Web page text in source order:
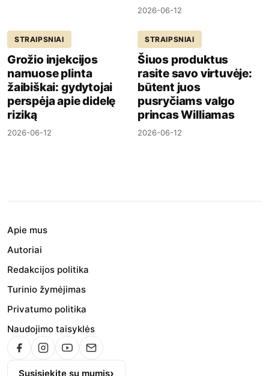
2026-06-12
STRAIPSNIAI
Grožio injekcijos
namuose plinta
žaibiškai: gydytojai
perspėja apie didelę
riziką
2026-06-12
STRAIPSNIAI
Šiuos produktus
rasite savo virtuvėje:
būtent juos
pusryčiams valgo
princas Williamas
2026-06-12
Apie mus
Autoriai
Redakcijos politika
Turinio žymėjimas
Privatumo politika
Naudojimo taisyklės
Susisiekite su mumis